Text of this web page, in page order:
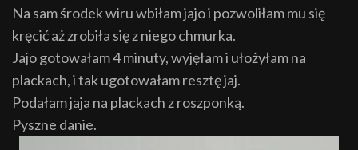
Na sam środek wiru wbiłam jajo i pozwoliłam mu się
kręcić aż zrobiła się z niego chmurka.
Jajo gotowałam 4 minuty, wyjęłam i ułożyłam na
plackach, i tak ugotowałam resztę jaj.
Podałam jaja na plackach z roszponką.
Pyszne danie.